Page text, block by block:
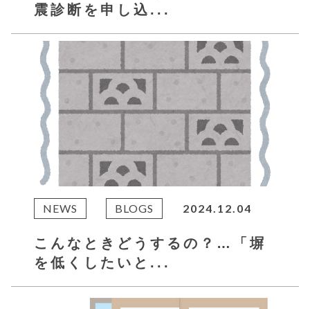
震診断を申し込...
NEWS BLOGS 2024.12.04
こんなときどうするの？…「塀
を低くしたいと...